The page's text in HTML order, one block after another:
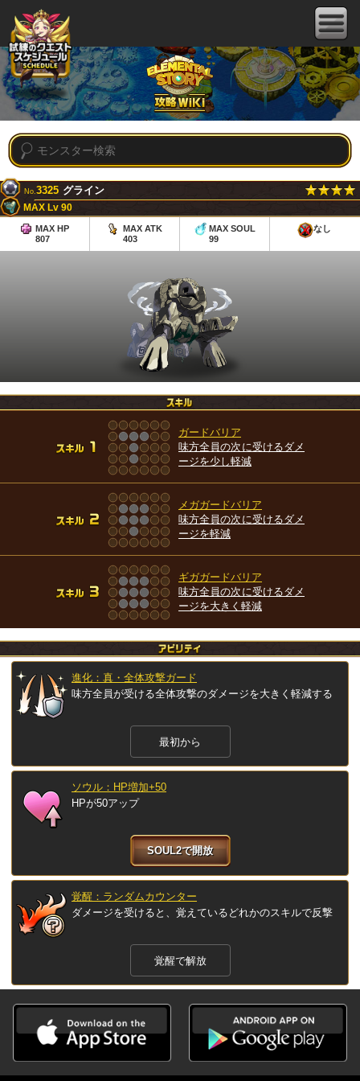
No.3325 グライン
MAX Lv 90
MAX HP
807
MAX ATK
403
MAX SOUL
99
なし
ガードバリア
味方全員の次に受けるダメ
ージを少し軽減
メガガードバリア
味方全員の次に受けるダメ
ージを軽減
ギガガードバリア
味方全員の次に受けるダメ
ージを大きく軽減
進化：真・全体攻撃ガード
味方全員が受ける全体攻撃のダメージを大きく軽減する
最初から
ソウル：HP増加+50
HPが50アップ
SOUL2で開放
覚醒：ランダムカウンター
ダメージを受けると、覚えているどれかのスキルで反撃
覚醒で解放